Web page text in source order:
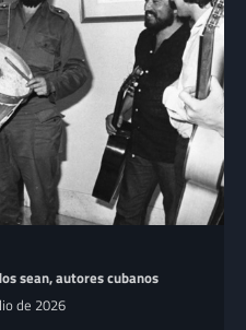
sean, autores cubanos
de 2026